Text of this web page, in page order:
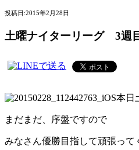
投稿日:2015年2月28日
土曜ナイターリーグ 3週
本日
まだまだ、序盤ですので
みなさん優勝目指して頑張って